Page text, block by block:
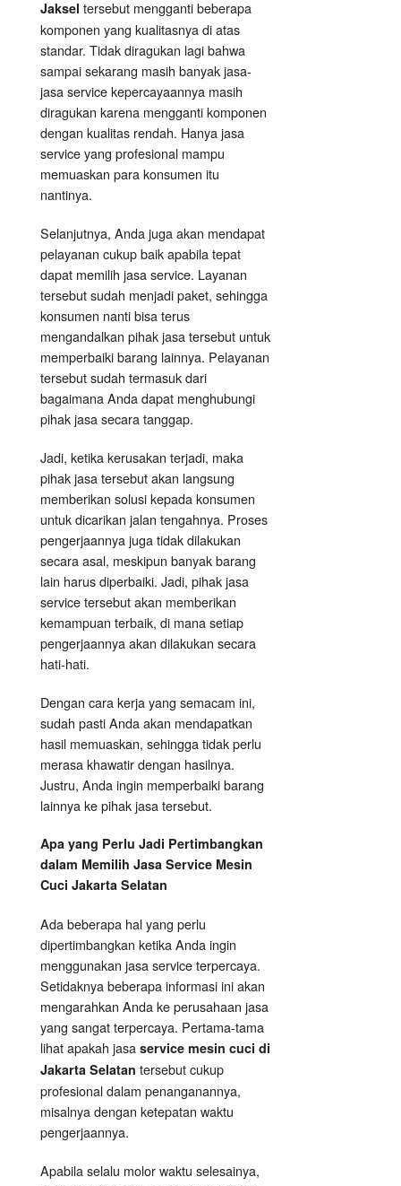
Jaksel tersebut mengganti beberapa
komponen yang kualitasnya di atas
standar. Tidak diragukan lagi bahwa
sampai sekarang masih banyak jasa-
jasa service kepercayaannya masih
diragukan karena mengganti komponen
dengan kualitas rendah. Hanya jasa
service yang profesional mampu
memuaskan para konsumen itu
nantinya.
Selanjutnya, Anda juga akan mendapat
pelayanan cukup baik apabila tepat
dapat memilih jasa service. Layanan
tersebut sudah menjadi paket, sehingga
konsumen nanti bisa terus
mengandalkan pihak jasa tersebut untuk
memperbaiki barang lainnya. Pelayanan
tersebut sudah termasuk dari
bagaimana Anda dapat menghubungi
pihak jasa secara tanggap.
Jadi, ketika kerusakan terjadi, maka
pihak jasa tersebut akan langsung
memberikan solusi kepada konsumen
untuk dicarikan jalan tengahnya. Proses
pengerjaannya juga tidak dilakukan
secara asal, meskipun banyak barang
lain harus diperbaiki. Jadi, pihak jasa
service tersebut akan memberikan
kemampuan terbaik, di mana setiap
pengerjaannya akan dilakukan secara
hati-hati.
Dengan cara kerja yang semacam ini,
sudah pasti Anda akan mendapatkan
hasil memuaskan, sehingga tidak perlu
merasa khawatir dengan hasilnya.
Justru, Anda ingin memperbaiki barang
lainnya ke pihak jasa tersebut.
Apa yang Perlu Jadi Pertimbangkan
dalam Memilih Jasa Service Mesin
Cuci Jakarta Selatan
Ada beberapa hal yang perlu
dipertimbangkan ketika Anda ingin
menggunakan jasa service terpercaya.
Setidaknya beberapa informasi ini akan
mengarahkan Anda ke perusahaan jasa
yang sangat terpercaya. Pertama-tama
lihat apakah jasa service mesin cuci di
Jakarta Selatan tersebut cukup
profesional dalam penanganannya,
misalnya dengan ketepatan waktu
pengerjaannya.
Apabila selalu molor waktu selesainya,